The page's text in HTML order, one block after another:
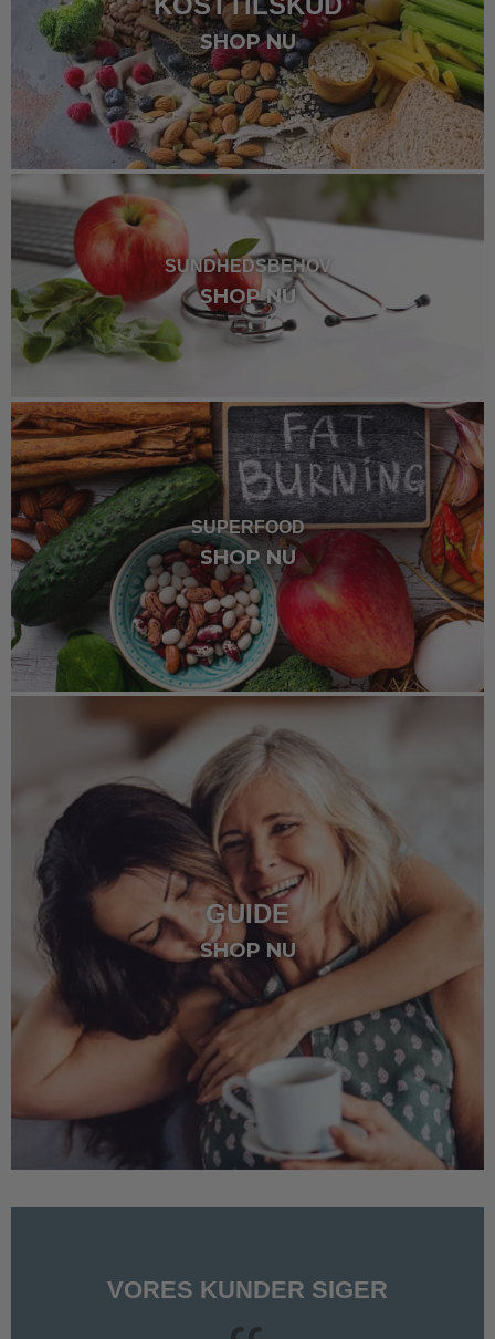
SHOP NU
SUNDHEDSBEHOV
SHOP NU
SUPERFOOD
SHOP NU
GUIDE
SHOP NU
VORES KUNDER SIGER